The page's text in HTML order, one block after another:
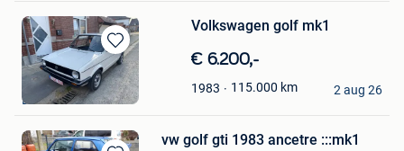
Bewaren
in
Mijn
Favorieten
Volkswagen golf mk1
€ 6.200,-
1983 115.000 km
Alessio
Beloeil
2 aug 26
vw golf gti 1983 ancetre :::mk1